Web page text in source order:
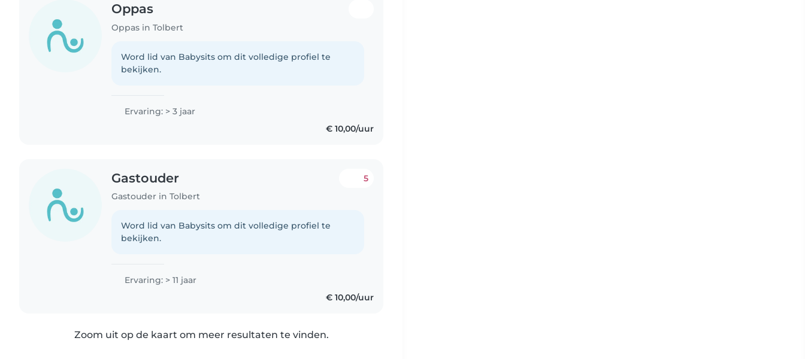
Oppas
Oppas in Tolbert
Word lid van Babysits om dit volledige profiel te
bekijken.
Ervaring: > 3 jaar
€ 10,00/uur
Gastouder
Gastouder in Tolbert
5
Word lid van Babysits om dit volledige profiel te
bekijken.
Ervaring: > 11 jaar
€ 10,00/uur
Zoom uit op de kaart om meer resultaten te vinden.